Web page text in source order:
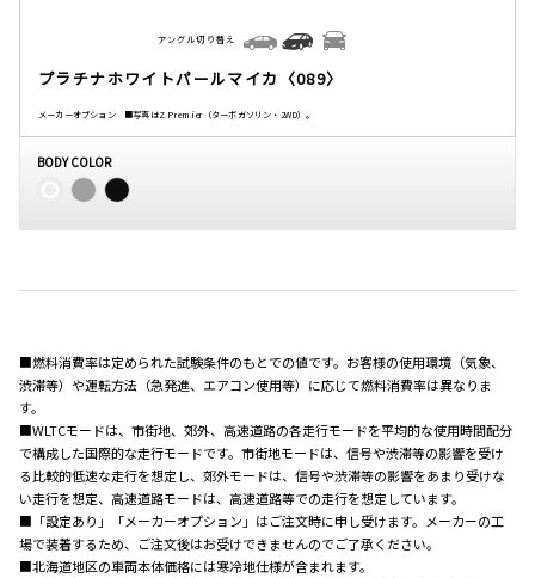
プラチナホワイトパールマイカ〈089〉
メーカーオプション ■写真はZ Premier（ターボガソリン・2WD）。
アングル切り替え
BODY COLOR
■燃料消費率は定められた試験条件のもとでの値です。お客様の使用環境（気象、
渋滞等）や運転方法（急発進、エアコン使用等）に応じて燃料消費率は異なりま
す。
■WLTCモードは、市街地、郊外、高速道路の各走行モードを平均的な使用時間配分
で構成した国際的な走行モードです。市街地モードは、信号や渋滞等の影響を受け
る比較的低速な走行を想定し、郊外モードは、信号や渋滞等の影響をあまり受けな
い走行を想定、高速道路モードは、高速道路等での走行を想定しています。
■「設定あり」「メーカーオプション」はご注文時に申し受けます。メーカーの工
場で装着するため、ご注文後はお受けできませんのでご了承ください。
■北海道地区の車両本体価格には寒冷地仕様が含まれます。